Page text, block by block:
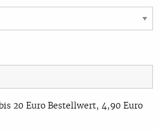
20 Euro Bestellwert, 4,90 Euro